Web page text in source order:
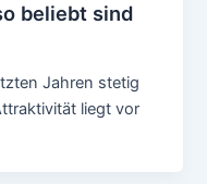
beliebt sind
Jahren stetig
liegt vor